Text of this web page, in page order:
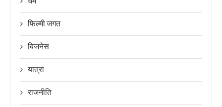
फिल्मी जगत
बिजनेस
यात्रा
राजनीति